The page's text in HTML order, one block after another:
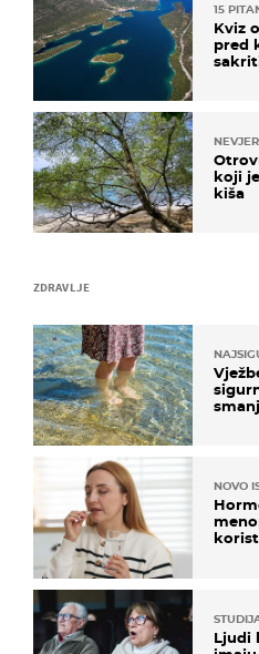
ZDRAVLJE
NOVO
Ljudi
15
Kviz
pred
koji
kiša